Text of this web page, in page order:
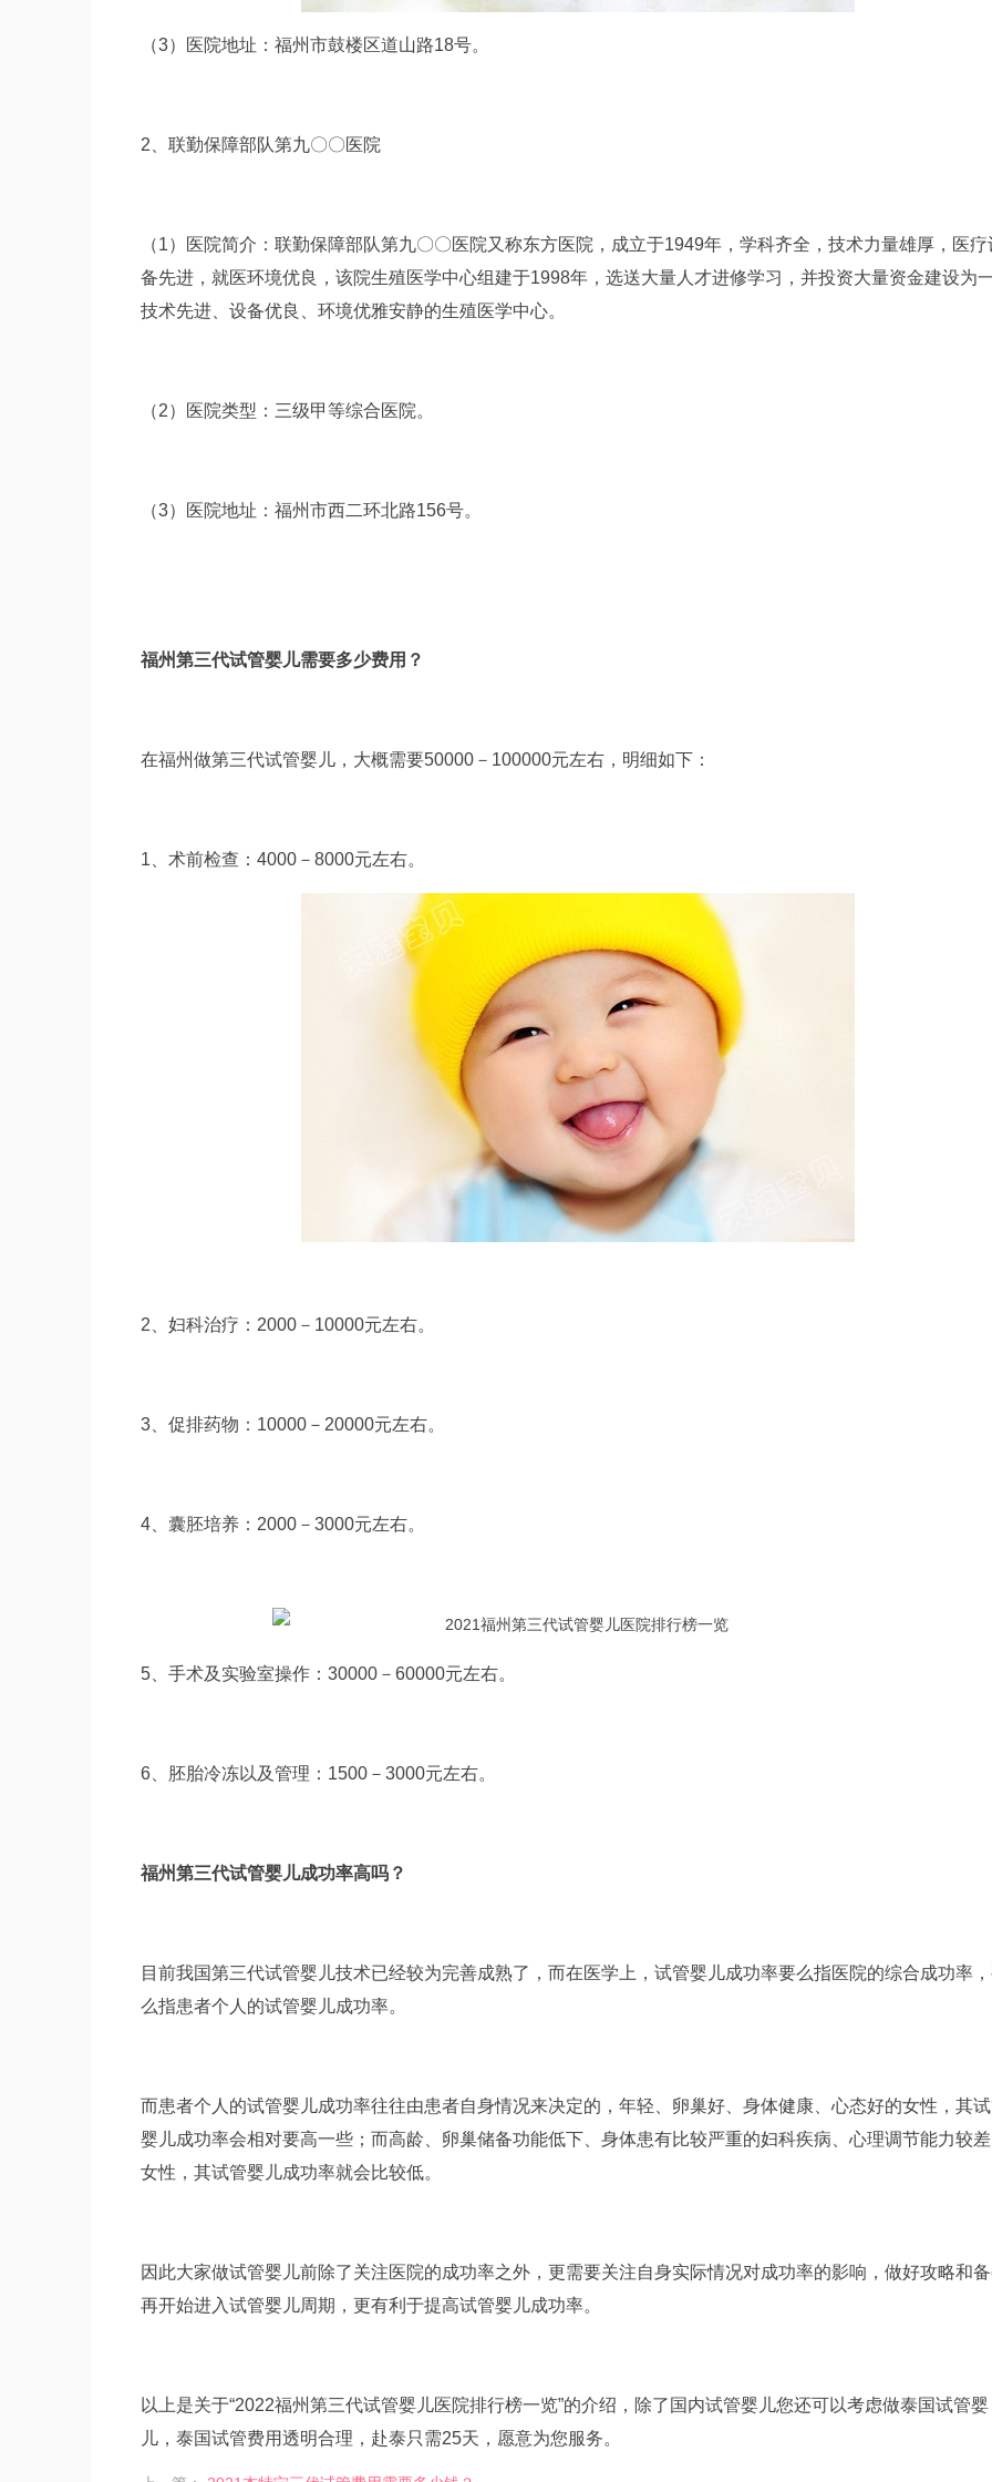
（3）医院地址：福州市鼓楼区道山路18号。
2、联勤保障部队第九〇〇医院
（1）医院简介：联勤保障部队第九〇〇医院又称东方医院，成立于1949年，学科齐全，技术力量雄厚，医疗
备先进，就医环境优良，该院生殖医学中心组建于1998年，选送大量人才进修学习，并投资大量资金建设为
技术先进、设备优良、环境优雅安静的生殖医学中心。
（2）医院类型：三级甲等综合医院。
（3）医院地址：福州市西二环北路156号。
福州第三代试管婴儿需要多少费用？
在福州做第三代试管婴儿，大概需要50000－100000元左右，明细如下：
1、术前检查：4000－8000元左右。
2、妇科治疗：2000－10000元左右。
3、促排药物：10000－20000元左右。
4、囊胚培养：2000－3000元左右。
5、手术及实验室操作：30000－60000元左右。
6、胚胎冷冻以及管理：1500－3000元左右。
福州第三代试管婴儿成功率高吗？
目前我国第三代试管婴儿技术已经较为完善成熟了，而在医学上，试管婴儿成功率要么指医院的综合成功率
么指患者个人的试管婴儿成功率。
而患者个人的试管婴儿成功率往往由患者自身情况来决定的，年轻、卵巢好、身体健康、心态好的女性，其
婴儿成功率会相对要高一些；而高龄、卵巢储备功能低下、身体患有比较严重的妇科疾病、心理调节能力较
女性，其试管婴儿成功率就会比较低。
因此大家做试管婴儿前除了关注医院的成功率之外，更需要关注自身实际情况对成功率的影响，做好攻略和
再开始进入试管婴儿周期，更有利于提高试管婴儿成功率。
以上是关于“2022福州第三代试管婴儿医院排行榜一览”的介绍，除了国内试管婴儿您还可以考虑做泰国试管婴
儿，泰国试管费用透明合理，赴泰只需25天，愿意为您服务。